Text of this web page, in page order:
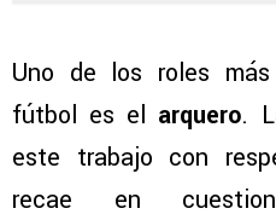
Uno de los roles
fútbol es el arquero.
este trabajo con
recae en